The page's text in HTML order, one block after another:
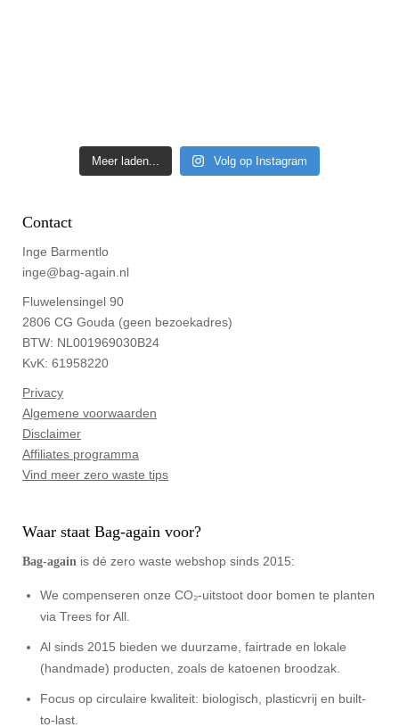
Meer laden... Volg op Instagram
Contact
Inge Barmentlo
inge@bag-again.nl
Fluwelensingel 90
2806 CG Gouda (geen bezoekadres)
BTW: NL001969030B24
KvK: 61958220
Privacy
Algemene voorwaarden
Disclaimer
Affiliates programma
Vind meer zero waste tips
Waar staat Bag-again voor?
Bag‑again is dé zero waste webshop sinds 2015:
We compenseren onze CO₂-uitstoot door bomen te planten
via Trees for All.
Al sinds 2015 bieden we duurzame, fairtrade en lokale
(handmade) producten, zoals de katoenen broodzak.
Focus op circulaire kwaliteit: biologisch, plasticvrij en built-
to-last.